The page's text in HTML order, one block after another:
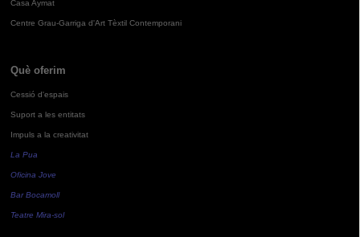
Casa Aymat
Centre Grau-Garriga d'Art Tèxtil Contemporani
Què oferim
Cessió d'espais
Suport a les entitats
Impuls a la creativitat
La Pua
Oficina Jove
Bar Bocamoll
Teatre Mira-sol